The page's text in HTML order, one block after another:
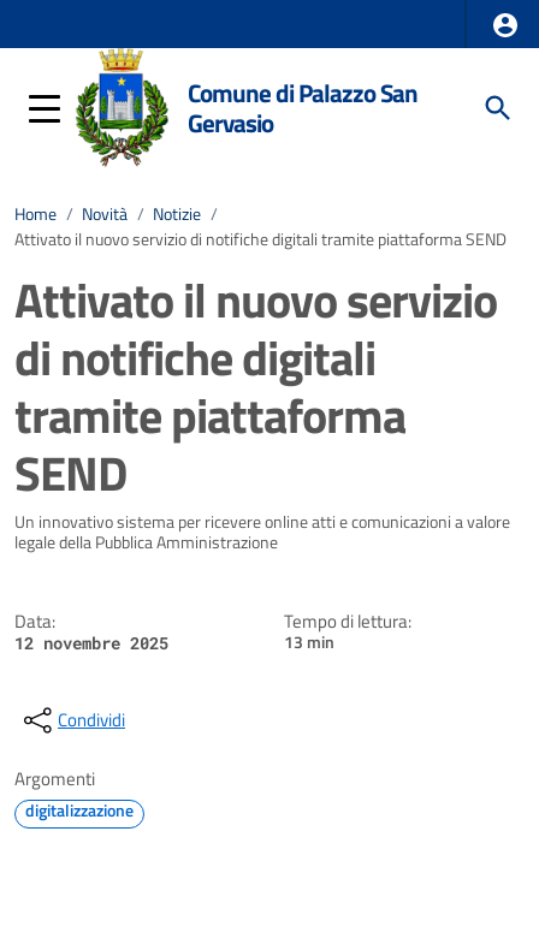
Comune di Palazzo San
Gervasio
Home / Novità / Notizie /
Attivato il nuovo servizio di notifiche digitali tramite piattaforma SEND
Attivato il nuovo servizio
di notifiche digitali
tramite piattaforma
SEND
Dettagli della notizia
Un innovativo sistema per ricevere online atti e comunicazioni a valore
legale della Pubblica Amministrazione
Data:
12 novembre 2025
Tempo di lettura:
13 min
Condividi
Argomenti
digitalizzazione